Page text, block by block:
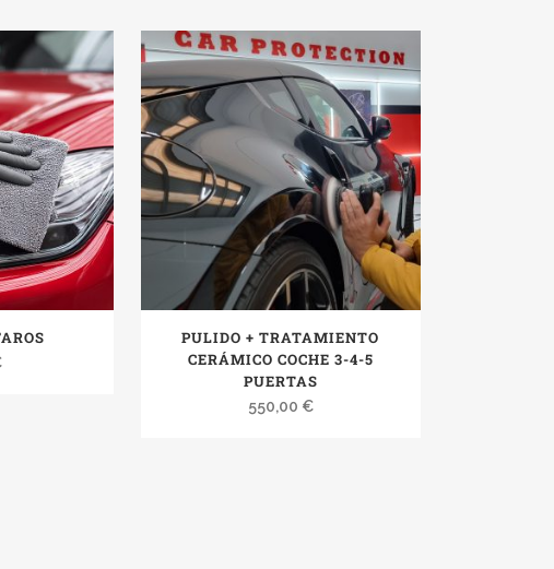
PULIDO + TRATAMIENTO
CERÁMICO COCHE 3-4-5
PUERTAS
550,00 €